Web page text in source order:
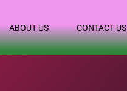
ABOUT US CONTACT US